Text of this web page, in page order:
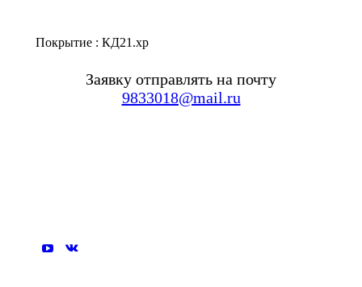
Покрытие : КД21.хр
Заявку отправлять на почту
9833018@mail.ru